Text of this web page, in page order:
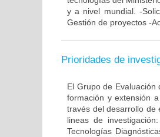
y a nivel mundial. -
Gestión de proyectos -
Prioridades de
El Grupo de Evaluación
formación y extensión
través del desarrollo de
lineas de
Tecnologías